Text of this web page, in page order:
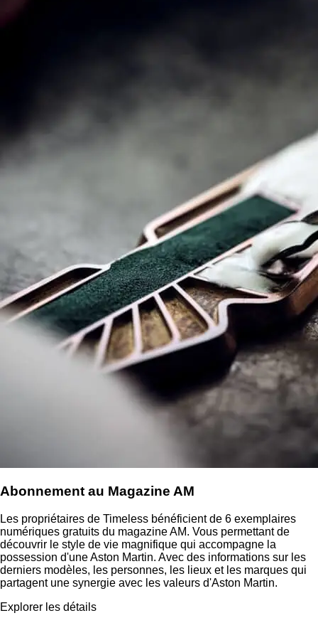
Abonnement au Magazine AM
Les propriétaires de Timeless bénéficient de 6 exemplaires
numériques gratuits du magazine AM. Vous permettant de
découvrir le style de vie magnifique qui accompagne la
possession d'une Aston Martin. Avec des informations sur les
derniers modèles, les personnes, les lieux et les marques qui
partagent une synergie avec les valeurs d'Aston Martin.
Explorer les détails